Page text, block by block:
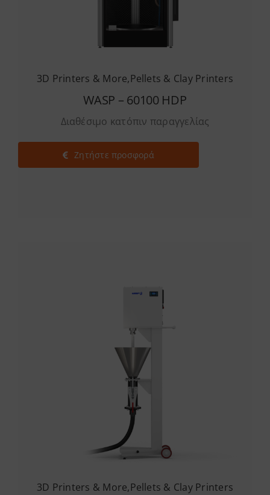
3D Printers & More,Pellets & Clay Printers
WASP – 60100 HDP
Διαθέσιμο κατόπιν παραγγελίας
Ζητήστε προσφορά
3D Printers & More,Pellets & Clay Printers